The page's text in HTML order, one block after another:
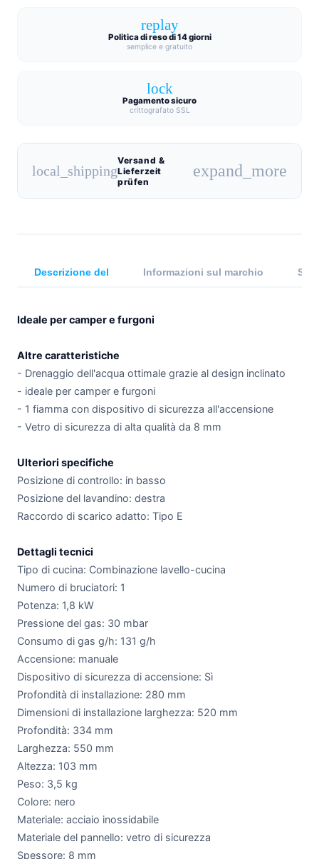
replay
Politica di reso di 14 giorni
semplice e gratuito
lock
Pagamento sicuro
crittografato SSL
local_shipping
Versand &
Lieferzeit
prüfen
expand_more
Descrizione del Informazioni sul marchio
Ideale per camper e furgoni
Altre caratteristiche
- Drenaggio dell'acqua ottimale grazie al design inclinato
- ideale per camper e furgoni
- 1 fiamma con dispositivo di sicurezza all'accensione
- Vetro di sicurezza di alta qualità da 8 mm
Ulteriori specifiche
Posizione di controllo: in basso
Posizione del lavandino: destra
Raccordo di scarico adatto: Tipo E
Dettagli tecnici
Tipo di cucina: Combinazione lavello-cucina
Numero di bruciatori: 1
Potenza: 1,8 kW
Pressione del gas: 30 mbar
Consumo di gas g/h: 131 g/h
Accensione: manuale
Dispositivo di sicurezza di accensione: Sì
Profondità di installazione: 280 mm
Dimensioni di installazione larghezza: 520 mm
Profondità: 334 mm
Larghezza: 550 mm
Altezza: 103 mm
Peso: 3,5 kg
Colore: nero
Materiale: acciaio inossidabile
Materiale del pannello: vetro di sicurezza
Spessore: 8 mm